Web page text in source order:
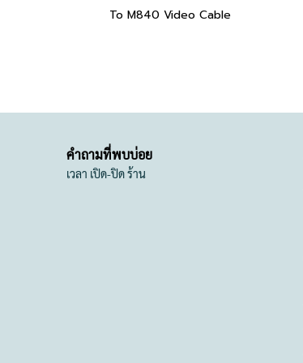
To M840 Video Cable
คำถามที่พบบ่อย
เวลา เปิด-ปิด ร้าน